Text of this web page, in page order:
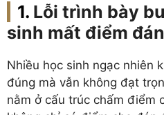
Lỗi trình bày
sinh mất điểm
Nhiều học sinh ngạc nhiên
đúng mà vẫn không đạt
nằm ở cấu trúc chấm điểm